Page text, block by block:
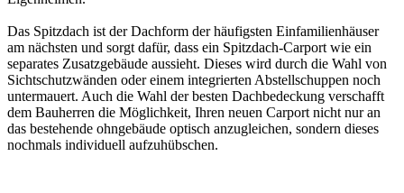
Das Spitzdach ist der Dachform der häufigsten Einfamilienhäuser
am nächsten und sorgt dafür, dass ein Spitzdach-Carport wie ein
separates Zusatzgebäude aussieht. Dieses wird durch die Wahl von
Sichtschutzwänden oder einem integrierten Abstellschuppen noch
untermauert. Auch die Wahl der besten Dachbedeckung verschafft
dem Bauherren die Möglichkeit, Ihren neuen Carport nicht nur an
das bestehende ohngebäude optisch anzugleichen, sondern dieses
nochmals individuell aufzuhübschen.